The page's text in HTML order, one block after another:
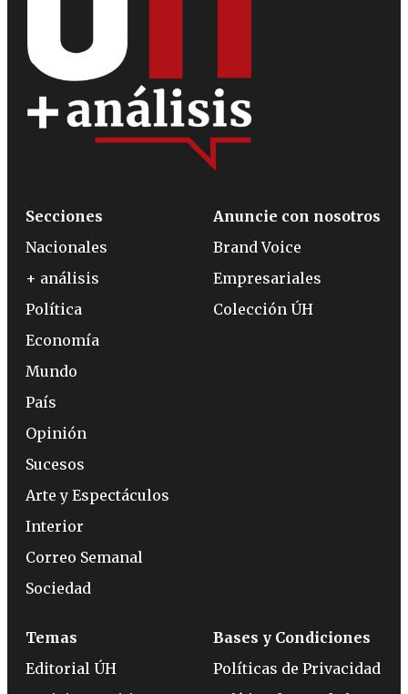
Secciones
Nacionales
+ análisis
Política
Economía
Mundo
País
Opinión
Sucesos
Arte y Espectáculos
Interior
Correo Semanal
Sociedad
Anuncie con nosotros
Brand Voice
Empresariales
Colección ÚH
Temas
Editorial ÚH
Bases y Condiciones
Políticas de Privacidad